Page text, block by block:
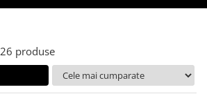
10 ml
cu
400 ml
produse